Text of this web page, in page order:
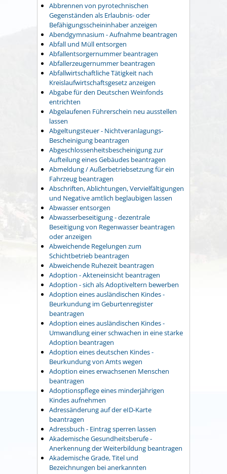
Abbrennen von pyrotechnischen
Gegenständen als Erlaubnis- oder
Befähigungsscheininhaber anzeigen
Abendgymnasium - Aufnahme beantragen
Abfall und Müll entsorgen
Abfallentsorgernummer beantragen
Abfallerzeugernummer beantragen
Abfallwirtschaftliche Tätigkeit nach
Kreislaufwirtschaftsgesetz anzeigen
Abgabe für den Deutschen Weinfonds
entrichten
Abgelaufenen Führerschein neu ausstellen
lassen
Abgeltungsteuer - Nichtveranlagungs-
Bescheinigung beantragen
Abgeschlossenheitsbescheinigung zur
Aufteilung eines Gebäudes beantragen
Abmeldung / Außerbetriebsetzung für ein
Fahrzeug beantragen
Abschriften, Ablichtungen, Vervielfältigungen
und Negative amtlich beglaubigen lassen
Abwasser entsorgen
Abwasserbeseitigung - dezentrale
Beseitigung von Regenwasser beantragen
oder anzeigen
Abweichende Regelungen zum
Schichtbetrieb beantragen
Abweichende Ruhezeit beantragen
Adoption - Akteneinsicht beantragen
Adoption - sich als Adoptiveltern bewerben
Adoption eines ausländischen Kindes -
Beurkundung im Geburtenregister
beantragen
Adoption eines ausländischen Kindes -
Umwandlung einer schwachen in eine starke
Adoption beantragen
Adoption eines deutschen Kindes -
Beurkundung von Amts wegen
Adoption eines erwachsenen Menschen
beantragen
Adoptionspflege eines minderjährigen
Kindes aufnehmen
Adressänderung auf der eID-Karte
beantragen
Adressbuch - Eintrag sperren lassen
Akademische Gesundheitsberufe -
Anerkennung der Weiterbildung beantragen
Akademische Grade, Titel und
Bezeichnungen bei anerkannten